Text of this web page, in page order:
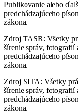
Publikovanie alebo
predchádzajúceho
zákona.
Zdroj TASR: Všetky
šírenie správ, fotografií
predchádzajúceho
zákona.
Zdroj SITA: Všetky
šírenie správ, fotografií
predchádzajúceho
zákona.